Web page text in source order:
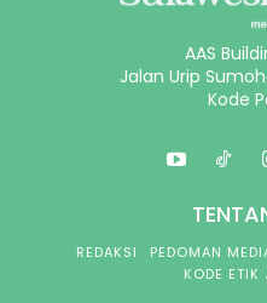
AAS
Jalan Urip
Kode
REDAKSI PEDOMAN
KODE ETIK